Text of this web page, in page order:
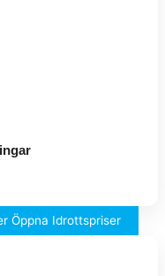
Öppna Idrottspriser